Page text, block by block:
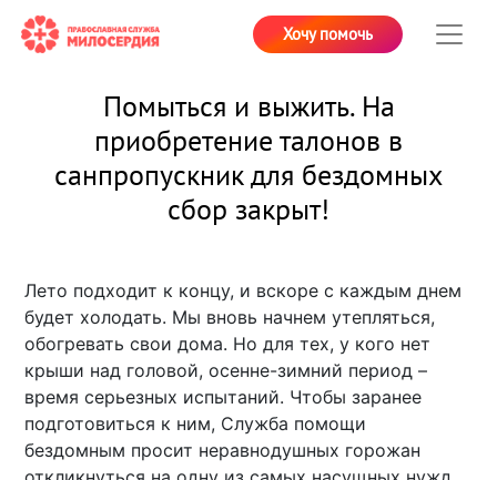
Хочу помочь
Помыться и выжить. На
приобретение талонов в
санпропускник для бездомных
сбор закрыт!
Лето подходит к концу, и вскоре с каждым днем
будет холодать. Мы вновь начнем утепляться,
обогревать свои дома. Но для тех, у кого нет
крыши над головой, осенне-зимний период –
время серьезных испытаний. Чтобы заранее
подготовиться к ним, Служба помощи
бездомным просит неравнодушных горожан